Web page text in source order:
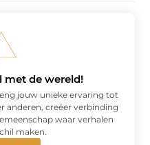
met de wereld!
jouw unieke ervaring tot
anderen, creëer verbinding
waar verhalen
maken.